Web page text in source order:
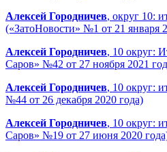
Алексей Городничев, округ 10:
(«ЗатоНовости» №1 от 21 января
Алексей Городничев, 10 округ:
Саров» №42 от 27 ноября 2021
Алексей Городничев, 10 округ:
№44 от 26 декабря 2020 года)
Алексей Городничев, 10 округ:
Саров» №19 от 27 июня 2020